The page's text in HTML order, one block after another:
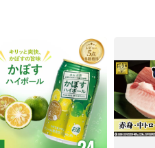
のは日本でもここ津久見